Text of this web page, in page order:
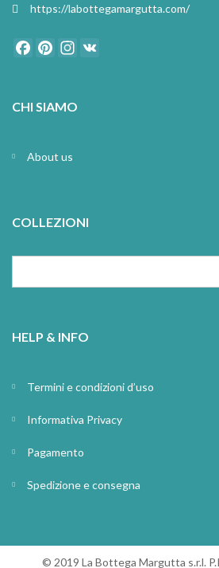
https://labottegamargutta.com/
FacebookPinterestInstagram
CHI SIAMO
About us
COLLEZIONI
HELP & INFO
Termini e condizioni d’uso
Informativa Privacy
Pagamento
Spedizione e consegna
© 2019 La Bottega Margutta s.r.l.